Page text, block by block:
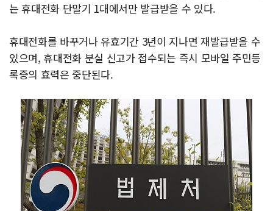
는 휴대전화 단말기 1대에서만 발급받을 수 있다.
휴대전화를 바꾸거나 유효기간 3년이 지나면 재발급받을 수
있으며, 휴대전화 분실 신고가 접수되는 즉시 모바일 주민등
록증의 효력은 중단된다.